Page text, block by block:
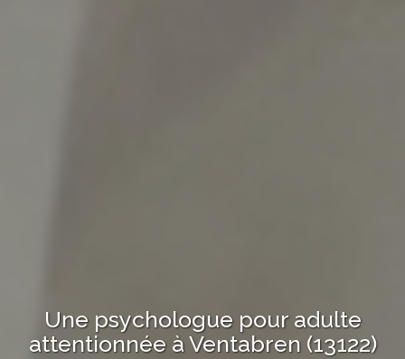
Une psychologue pour adulte
attentionnée àVentabren (13122)